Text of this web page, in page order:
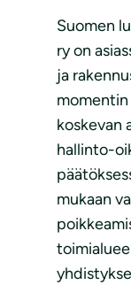
Suomen
ry on
ja
momentin
koskevan
hallinto-
mukaan